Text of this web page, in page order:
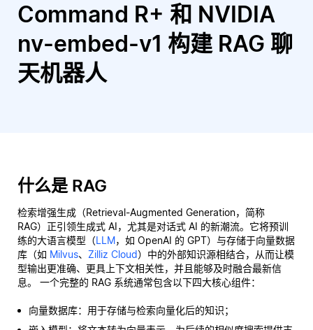
Command R+ 和 NVIDIA
nv-embed-v1 构建 RAG 聊
天机器人
什么是 RAG
检索增强生成（Retrieval-Augmented Generation，简称
RAG）正引领生成式 AI，尤其是对话式 AI 的新潮流。它将预训
练的大语言模型（LLM，如 OpenAI 的 GPT）与存储于向量数据
库（如 Milvus、 Zilliz Cloud）中的外部知识源相结合，从而让模
型输出更准确、更具上下文相关性，并且能够及时融合最新信
息。 一个完整的 RAG 系统通常包含以下四大核心组件：
向量数据库：用于存储与检索向量化后的知识；